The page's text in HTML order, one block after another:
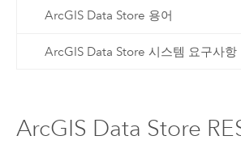
ArcGIS Data Store 용어
ArcGIS Data Store 시스템 요구사항
ArcGIS Data Store